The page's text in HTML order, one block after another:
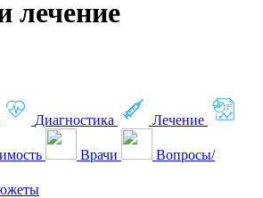
лечение
Диагностика Лечение
Врачи Вопросы/